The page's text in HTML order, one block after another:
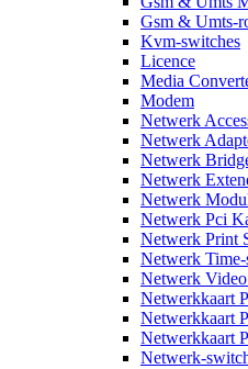
Gsm & Umts-
Kvm-switches
Licence
Media
Modem
Netwerk
Netwerk
Netwerk
Netwerk
Netwerk
Netwerk Pci
Netwerk Print
Netwerk Time-
Netwerk
Netwerkkaart
Netwerkkaart
Netwerkkaart
Netwerk-